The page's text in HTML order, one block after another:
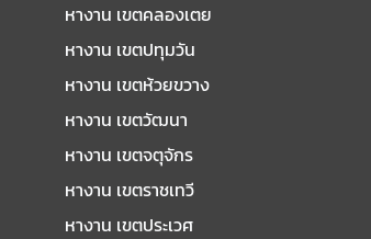
หางาน เขตคลองเตย
หางาน เขตปทุมวัน
หางาน เขตห้วยขวาง
หางาน เขตวัฒนา
หางาน เขตจตุจักร
หางาน เขตราชเทวี
หางาน เขตประเวศ